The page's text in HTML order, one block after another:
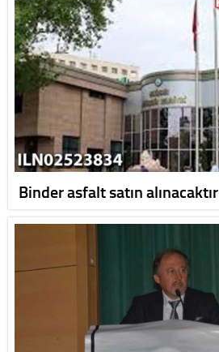
Binder asfalt satın alınacaktır